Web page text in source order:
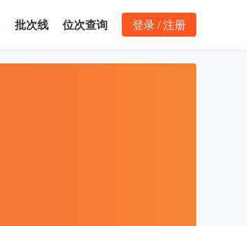
批次线 位次查询 登录 / 注册